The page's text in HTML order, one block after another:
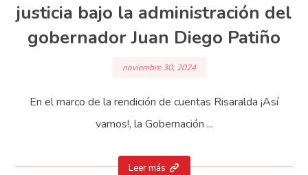
justicia bajo la administración del
gobernador Juan Diego Patiño
noviembre 30, 2024
En el marco de la rendición de cuentas Risaralda ¡Así
vamos!, la Gobernación ...
Leer más